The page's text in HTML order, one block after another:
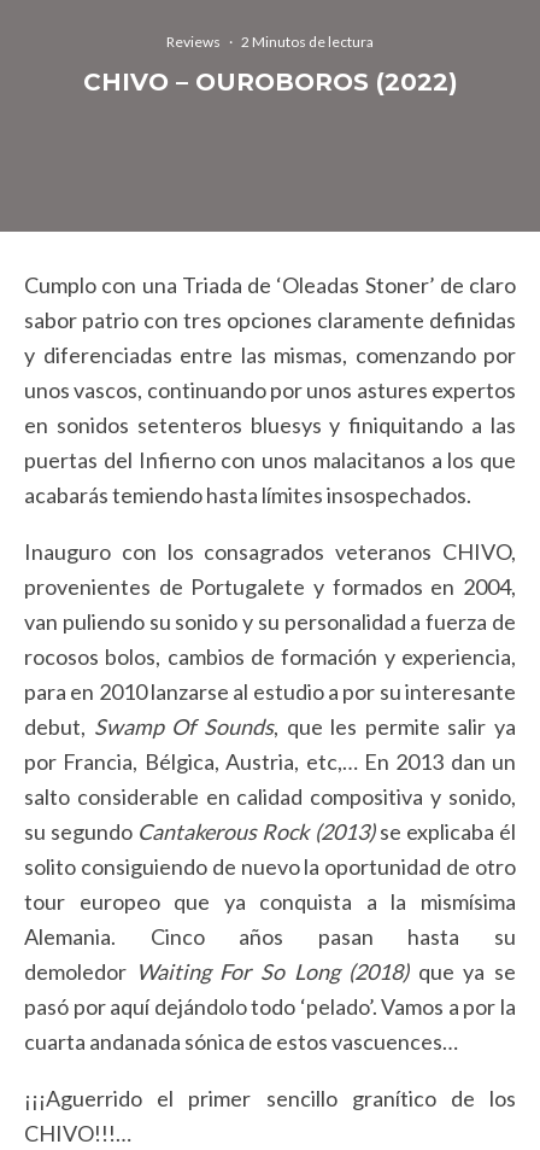
Reviews · 2 Minutos de lectura
CHIVO – OUROBOROS (2022)
Cumplo con una Triada de ‘Oleadas Stoner’ de claro
sabor patrio con tres opciones claramente definidas
y diferenciadas entre las mismas, comenzando por
unos vascos, continuando por unos astures expertos
en sonidos setenteros bluesys y finiquitando a las
puertas del Infierno con unos malacitanos a los que
acabarás temiendo hasta límites insospechados.
Inauguro con los consagrados veteranos CHIVO,
provenientes de Portugalete y formados en 2004,
van puliendo su sonido y su personalidad a fuerza de
rocosos bolos, cambios de formación y experiencia,
para en 2010 lanzarse al estudio a por su interesante
debut, Swamp Of Sounds, que les permite salir ya
por Francia, Bélgica, Austria, etc,… En 2013 dan un
salto considerable en calidad compositiva y sonido,
su segundo Cantakerous Rock (2013)se explicaba él
solito consiguiendo de nuevo la oportunidad de otro
tour europeo que ya conquista a la mismísima
Alemania. Cinco años pasan hasta su
demoledor Waiting For So Long (2018) que ya se
pasó por aquí dejándolo todo ‘pelado’. Vamos a por la
cuarta andanada sónica de estos vascuences…
¡¡¡Aguerrido el primer sencillo granítico de los
CHIVO!!!…